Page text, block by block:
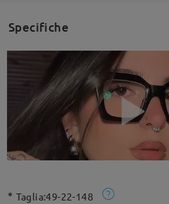
Specifiche
Taglia:49-22-148